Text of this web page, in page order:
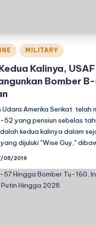
MILITARY
Kalinya, USAF
Bomber
Amerika Serikat telah
52 yang pensiun sebelas
kedua kalinya dalam
dijuluki "Wise Guy,"
05/2019